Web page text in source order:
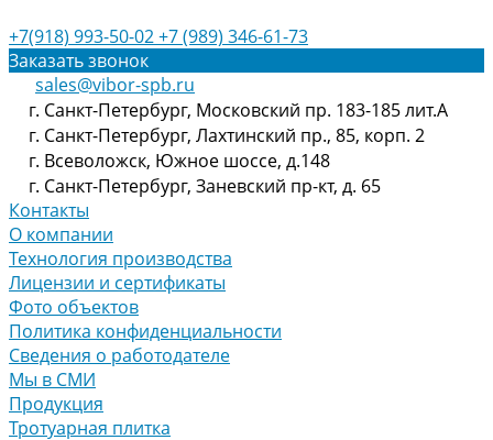
+7(918) 993-50-02+7 (989) 346-61-73
Заказать звонок
sales@vibor-spb.ru
г. Санкт-Петербург, Московский пр. 183-185 лит.А
г. Санкт-Петербург, Лахтинский пр., 85, корп. 2
г. Всеволожск, Южное шоссе, д.148
г. Санкт-Петербург, Заневский пр-кт, д. 65
Контакты
О компании
Технология производства
Лицензии и сертификаты
Фото объектов
Политика конфиденциальности
Сведения о работодателе
Мы в СМИ
Продукция
Тротуарная плитка